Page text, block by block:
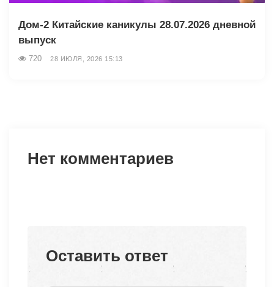
Дом-2 Китайские каникулы 28.07.2026 дневной
выпуск
720 28 ИЮЛЯ, 2026 15:13
Нет комментариев
Оставить ответ